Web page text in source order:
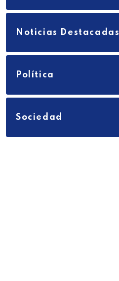
Noticias Destacadas
Política
Sociedad